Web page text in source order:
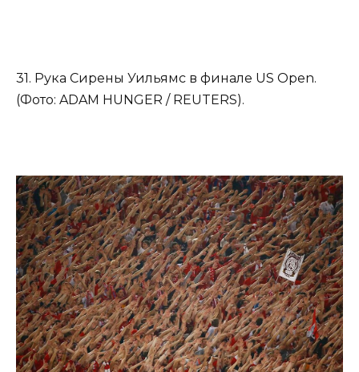
31. Рука Сирены Уильямс в финале US Open.
(Фото: ADAM HUNGER / REUTERS).